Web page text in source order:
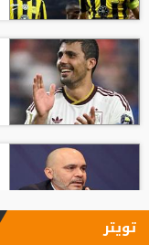
تويتر